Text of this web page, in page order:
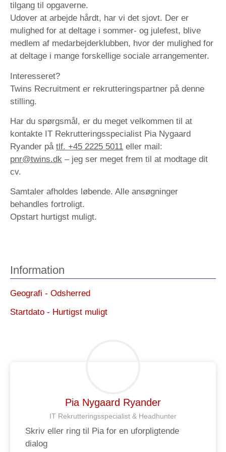
tilgang til opgaverne.
Udover at arbejde hårdt, har vi det sjovt. Der er
mulighed for at deltage i sommer- og julefest, blive
medlem af medarbejderklubben, hvor der mulighed for
at deltage i mange forskellige sociale arrangementer.
Interesseret?
Twins Recruitment er rekrutteringspartner på denne
stilling.
Har du spørgsmål, er du meget velkommen til at
kontakte IT Rekrutteringsspecialist Pia Nygaard
Ryander på tlf. +45 2225 5011 eller mail:
pnr@twins.dk – jeg ser meget frem til at modtage dit
cv.
Samtaler afholdes løbende. Alle ansøgninger
behandles fortroligt.
Opstart hurtigst muligt.
Information
Geografi - Odsherred
Startdato - Hurtigst muligt
Pia Nygaard Ryander
IT Rekrutteringsspecialist & Headhunter​
Skriv eller ring til Pia for en uforpligtende
dialog